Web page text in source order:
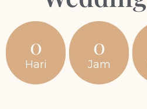
0
Hari
0
Jam